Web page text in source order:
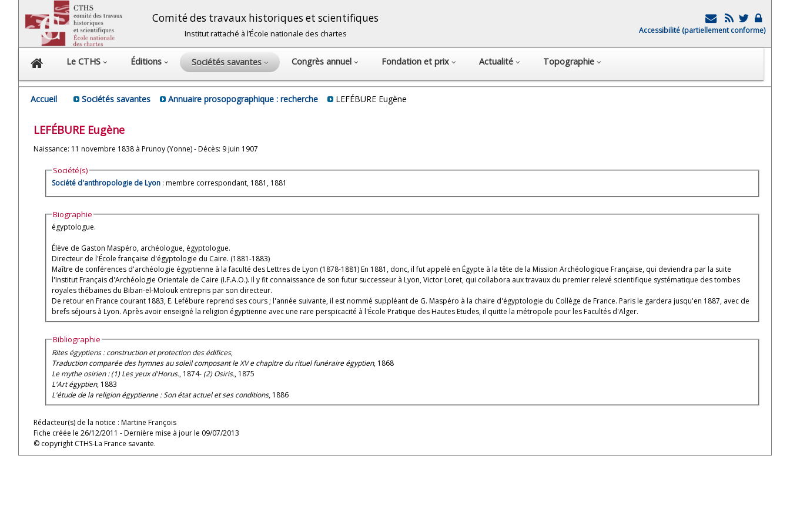
Comité des travaux historiques et scientifiques
Institut rattaché à l’École nationale des chartes Accessibilité (partiellement conforme)
Le CTHS Éditions Sociétés savantes Congrès annuel Fondation et prix Actualité Topographie
Accueil Sociétés savantes Annuaire prosopographique : recherche LEFÉBURE Eugène
LEFÉBURE Eugène
Naissance: 11 novembre 1838 à Prunoy (Yonne) - Décès: 9 juin 1907
Société(s)
Société d'anthropologie de Lyon : membre correspondant, 1881, 1881
Biographie
égyptologue.
Élève de Gaston Maspéro, archéologue, égyptologue.
Directeur de l'École française d'égyptologie du Caire. (1881-1883)
Maître de conférences d'archéologie égyptienne à la faculté des Lettres de Lyon (1878-1881) En 1881, donc, il fut appelé en Égypte à la tête de la Mission Archéologique Française, qui deviendra par la suite
l'Institut Français d'Archéologie Orientale de Caire (I.F.A.O.). Il y fit connaissance de son futur successeur à Lyon, Victor Loret, qui collabora aux travaux du premier relevé scientifique systématique des tombes
royales thébaines du Biban-el-Molouk entrepris par son directeur.
De retour en France courant 1883, E. Lefébure reprend ses cours ; l'année suivante, il est nommé suppléant de G. Maspéro à la chaire d'égyptologie du Collège de France. Paris le gardera jusqu'en 1887, avec de
brefs séjours à Lyon. Après avoir enseigné la religion égyptienne avec une rare perspicacité à l'École Pratique des Hautes Etudes, il quitte la métropole pour les Facultés d'Alger.
Bibliographie
Rites égyptiens : construction et protection des édifices,
Traduction comparée des hymnes au soleil composant le XV e chapitre du rituel funéraire égyptien, 1868
Le mythe osirien : (1) Les yeux d'Horus., 1874- (2) Osiris., 1875
L'Art égyptien, 1883
L'étude de la religion égyptienne : Son état actuel et ses conditions, 1886
Rédacteur(s) de la notice : Martine François
Fiche créée le 26/12/2011 - Dernière mise à jour le 09/07/2013
© copyright CTHS-La France savante.